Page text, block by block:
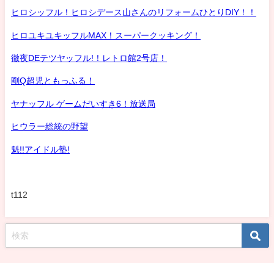
ヒロシッフル！ヒロシデース山さんのリフォームひとりDIY！！
ヒロユキユキッフルMAX！スーパークッキング！
徹夜DEテツヤッフル!！レトロ館2号店！
剛Q超児ともっふる！
ヤナッフル ゲームだいすき6！放送局
ヒウラー総統の野望
魁!!アイドル塾!
t112